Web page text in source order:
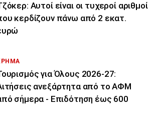
Αυτοί είναι οι τυχεροί αριθμοί
κερδίζουν πάνω από 2 εκατ.
για Όλους 2026-27:
ανεξάρτητα από το ΑΦΜ
σήμερα - Επιδότηση έως 600